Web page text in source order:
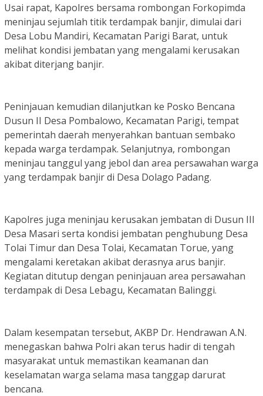
Usai rapat, Kapolres bersama rombongan Forkopimda
meninjau sejumlah titik terdampak banjir, dimulai dari
Desa Lobu Mandiri, Kecamatan Parigi Barat, untuk
melihat kondisi jembatan yang mengalami kerusakan
akibat diterjang banjir.
Peninjauan kemudian dilanjutkan ke Posko Bencana
Dusun II Desa Pombalowo, Kecamatan Parigi, tempat
pemerintah daerah menyerahkan bantuan sembako
kepada warga terdampak. Selanjutnya, rombongan
meninjau tanggul yang jebol dan area persawahan warga
yang terdampak banjir di Desa Dolago Padang.
Kapolres juga meninjau kerusakan jembatan di Dusun III
Desa Masari serta kondisi jembatan penghubung Desa
Tolai Timur dan Desa Tolai, Kecamatan Torue, yang
mengalami keretakan akibat derasnya arus banjir.
Kegiatan ditutup dengan peninjauan area persawahan
terdampak di Desa Lebagu, Kecamatan Balinggi.
Dalam kesempatan tersebut, AKBP Dr. Hendrawan A.N.
menegaskan bahwa Polri akan terus hadir di tengah
masyarakat untuk memastikan keamanan dan
keselamatan warga selama masa tanggap darurat
bencana.